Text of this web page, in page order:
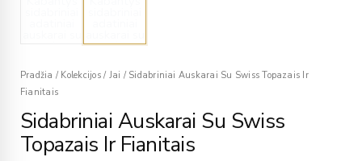
Pradžia / Kolekcijos / Jai /Sidabriniai Auskarai Su Swiss Topazais Ir
Fianitais
Sidabriniai Auskarai Su Swiss
Topazais Ir Fianitais